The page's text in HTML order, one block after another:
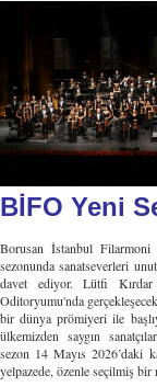
BİFO Yeni
Borusan İstanbul Filarmoni
sezonunda sanatseverleri
davet ediyor. Lütfi Kırdar
Oditoryumu'nda
bir dünya prömiyeri ile
ülkemizden saygın
sezon 14 Mayıs 2026’daki
yelpazede, özenle seçilmiş bir